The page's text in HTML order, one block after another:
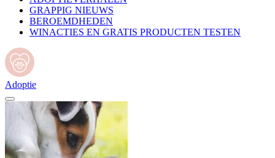
GRAPPIG NIEUWS
BEROEMDHEDEN
WINACTIES EN GRATIS PRODUCTEN TESTEN
Adoptie